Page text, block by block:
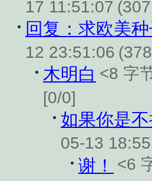
17 11:51:07
回复：求欧美
12 23:51:06
木明白 <8 字
[0/0]
如果你是
05-13
谢！
<6